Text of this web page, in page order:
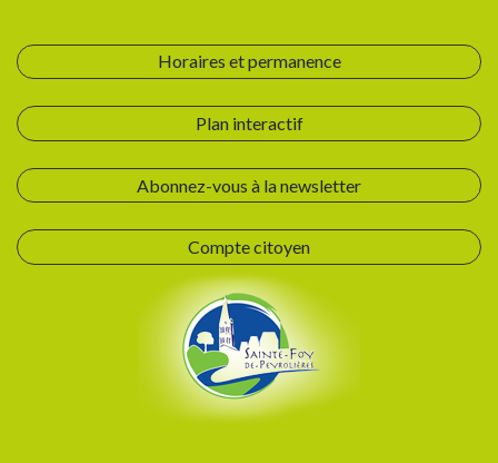
Horaires et permanence
Plan interactif
Abonnez-vous à la newsletter
Compte citoyen